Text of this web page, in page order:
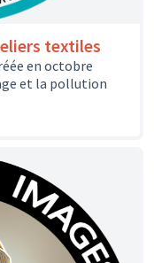
textiles
en octobre
et la pollution